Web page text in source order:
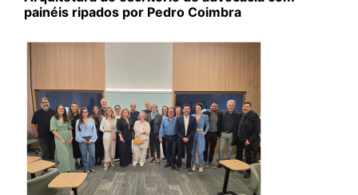
painéis ripados por Pedro Coimbra